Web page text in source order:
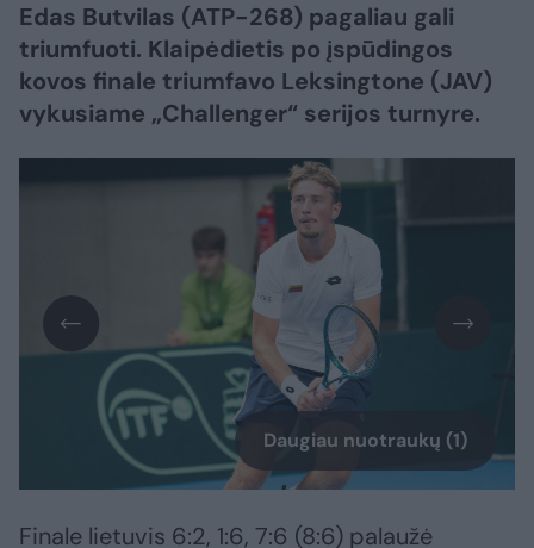
Edas Butvilas (ATP-268) pagaliau gali
triumfuoti. Klaipėdietis po įspūdingos
kovos finale triumfavo Leksingtone (JAV)
vykusiame „Challenger“ serijos turnyre.
Daugiau nuotraukų (1)
Finale lietuvis 6:2, 1:6, 7:6 (8:6) palaužė